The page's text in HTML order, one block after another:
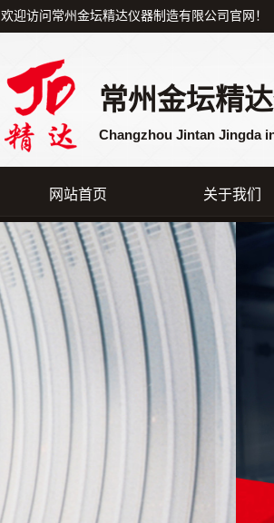
欢迎访问常州金坛精达仪器制造有限公司官网！
常州金坛精
Changzhou Jintan Jingda
网站首页 关于我们